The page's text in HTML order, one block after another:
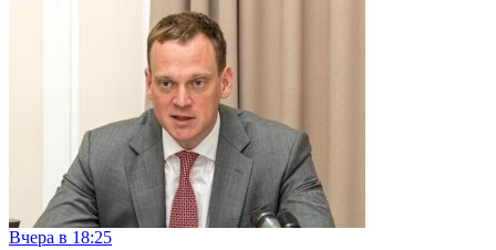
Вчера в 18:25